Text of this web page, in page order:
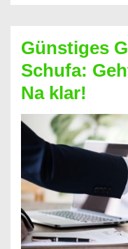
dabei
profitieren
–
So
funktioniert’s
Günstiges
Schufa:
Na klar!